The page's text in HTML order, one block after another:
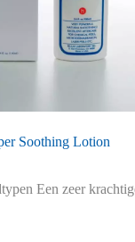
Soothing Lotion
Een zeer